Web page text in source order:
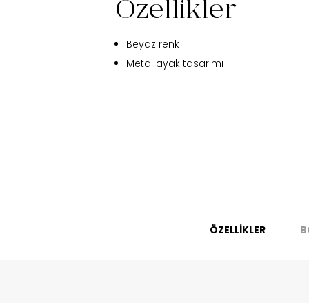
Özellikler
Beyaz renk
Metal ayak tasarımı
ÖZELLİKLER